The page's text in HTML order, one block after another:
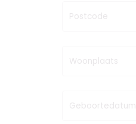
Postcode
Woonplaats
Geboortedatum